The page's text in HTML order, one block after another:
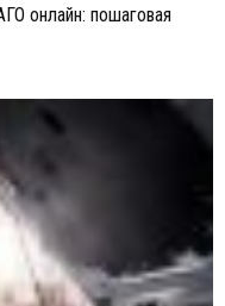
онлайн: пошаговая